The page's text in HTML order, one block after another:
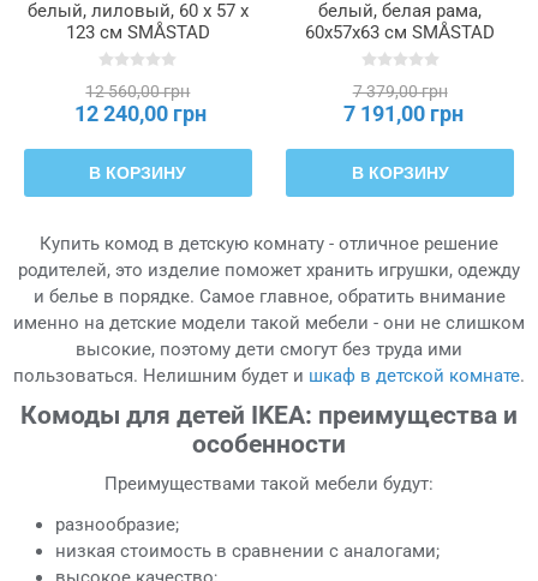
белый, лиловый, 60 x 57 x
123 см SMÅSTAD
СМОСТАД / PLATSA
12 560,00 грн
12 240,00 грн
В КОРЗИНУ
белый, белая рама,
60x57x63 см SMÅSTAD
СМОСТАД / PLATSA
7 379,00 грн
7 191,00 грн
В КОРЗИНУ
Купить комод в детскую комнату - отличное решение
родителей, это изделие поможет хранить игрушки, одежду
и белье в порядке. Самое главное, обратить внимание
именно на детские модели такой мебели - они не слишком
высокие, поэтому дети смогут без труда ими
пользоваться. Нелишним будет и шкаф в детской комнате.
Комоды для детей IKEA: преимущества и
особенности
Преимуществами такой мебели будут:
разнообразие;
низкая стоимость в сравнении с аналогами;